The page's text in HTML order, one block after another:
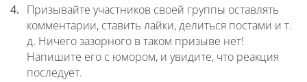
Призывайте участников своей группы оставлять
комментарии, ставить лайки, делиться постами и т.
д. Ничего зазорного в таком призыве нет!
Напишите его с юмором, и увидите, что реакция
последует.